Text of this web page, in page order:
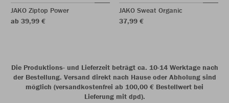
JAKO Ziptop Power
ab 39,99 €
JAKO Sweat Organic
37,99 €
Die Produktions- und Lieferzeit beträgt ca. 10-14 Werktage nach
der Bestellung. Versand direkt nach Hause oder Abholung sind
möglich (versandkostenfrei ab 100,00 € Bestellwert bei
Lieferung mit dpd).